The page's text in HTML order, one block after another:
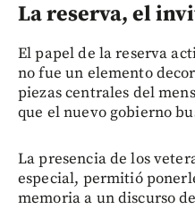
La reserva, el
El papel de la reserva
no fue un elemento
piezas centrales del
que el nuevo gobierno
La presencia de los
especial, permitió
memoria a un discurso